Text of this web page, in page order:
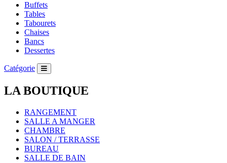
Buffets
Tables
Tabourets
Chaises
Bancs
Dessertes
Catégorie
LA BOUTIQUE
RANGEMENT
SALLE A MANGER
CHAMBRE
SALON / TERRASSE
BUREAU
SALLE DE BAIN